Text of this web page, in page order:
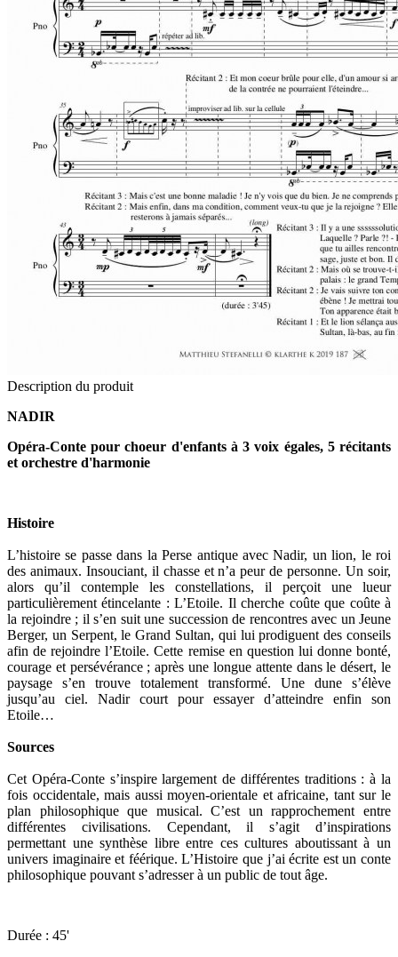
Description du produit
NADIR
Opéra-Conte pour choeur d'enfants à 3 voix égales, 5 récitants
et orchestre d'harmonie
Histoire
L’histoire se passe dans la Perse antique avec Nadir, un lion, le roi
des animaux. Insouciant, il chasse et n’a peur de personne. Un soir,
alors qu’il contemple les constellations, il perçoit une lueur
particulièrement étincelante : L’Etoile. Il cherche coûte que coûte à
la rejoindre ; il s’en suit une succession de rencontres avec un Jeune
Berger, un Serpent, le Grand Sultan, qui lui prodiguent des conseils
afin de rejoindre l’Etoile. Cette remise en question lui donne bonté,
courage et persévérance ; après une longue attente dans le désert, le
paysage s’en trouve totalement transformé. Une dune s’élève
jusqu’au ciel. Nadir court pour essayer d’atteindre enfin son
Etoile…
Sources
Cet Opéra-Conte s’inspire largement de différentes traditions : à la
fois occidentale, mais aussi moyen-orientale et africaine, tant sur le
plan philosophique que musical. C’est un rapprochement entre
différentes civilisations. Cependant, il s’agit d’inspirations
permettant une synthèse libre entre ces cultures aboutissant à un
univers imaginaire et féérique. L’Histoire que j’ai écrite est un conte
philosophique pouvant s’adresser à un public de tout âge.
Durée : 45'